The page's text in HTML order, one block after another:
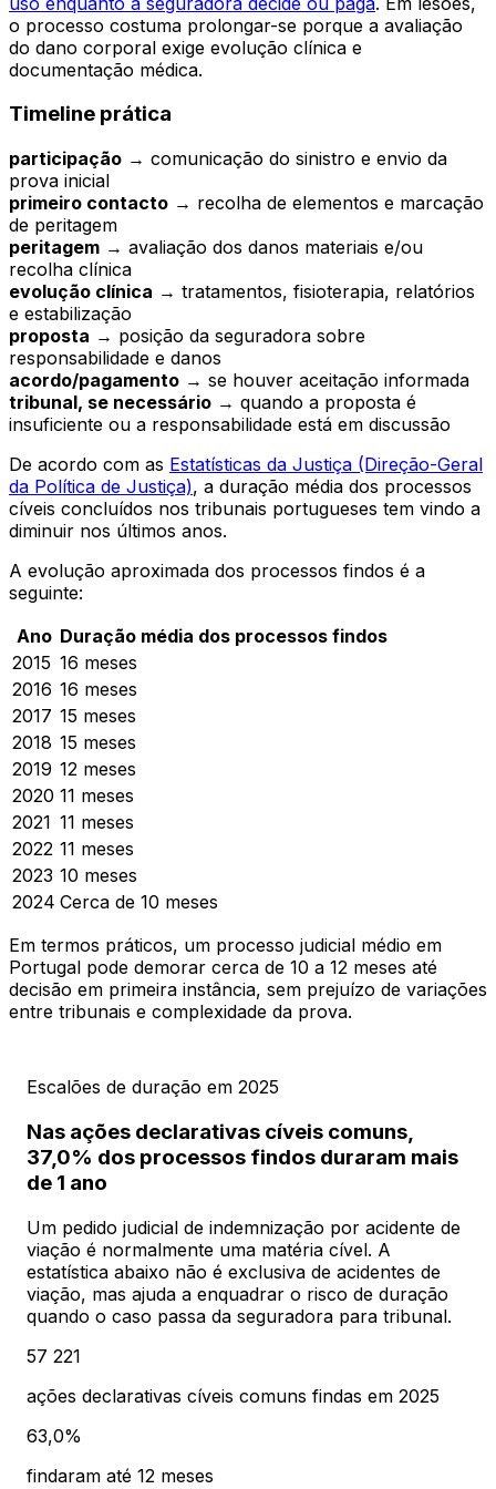
o processo costuma prolongar-se porque a avaliação
do dano corporal exige evolução clínica e
documentação médica.
Timeline prática
participação → comunicação do sinistro e envio da
prova inicial
primeiro contacto → recolha de elementos e marcação
de peritagem
peritagem → avaliação dos danos materiais e/ou
recolha clínica
evolução clínica → tratamentos, fisioterapia, relatórios
e estabilização
proposta → posição da seguradora sobre
responsabilidade e danos
acordo/pagamento → se houver aceitação informada
tribunal, se necessário → quando a proposta é
insuficiente ou a responsabilidade está em discussão
De acordo com as Estatísticas da Justiça (Direção-Geral
da Política de Justiça), a duração média dos processos
cíveis concluídos nos tribunais portugueses tem vindo a
diminuir nos últimos anos.
A evolução aproximada dos processos findos é a
seguinte:
Ano Duração média dos processos findos
2015 16 meses
2016 16 meses
2017 15 meses
2018 15 meses
2019 12 meses
2020 11 meses
2021 11 meses
2022 11 meses
2023 10 meses
2024 Cerca de 10 meses
Em termos práticos, um processo judicial médio em
Portugal pode demorar cerca de 10 a 12 meses até
decisão em primeira instância, sem prejuízo de variações
entre tribunais e complexidade da prova.
Escalões de duração em 2025
Nas ações declarativas cíveis comuns,
37,0% dos processos findos duraram mais
de 1 ano
Um pedido judicial de indemnização por acidente de
viação é normalmente uma matéria cível. A
estatística abaixo não é exclusiva de acidentes de
viação, mas ajuda a enquadrar o risco de duração
quando o caso passa da seguradora para tribunal.
57 221
ações declarativas cíveis comuns findas em 2025
63,0%
findaram até 12 meses